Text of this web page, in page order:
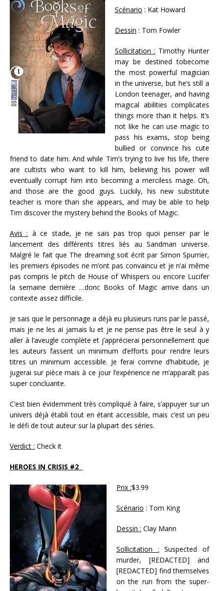
Scénario : Kat Howard
Dessin : Tom Fowler
Sollicitation : Timothy Hunter
may be destined tobecome
the most powerful magician
in the universe, but he’s still a
London teenager, and having
magical abilities complicates
things more than it helps. It’s
not like he can use magic to
pass his exams, stop being
bullied or convince his cute
friend to date him. And while Tim’s trying to live his life, there
are cultists who want to kill him, believing his power will
eventually corrupt him into becoming a merciless mage. Oh,
and those are the good guys. Luckily, his new substitute
teacher is more than she appears, and may be able to help
Tim discover the mystery behind the Books of Magic.
Avis : à ce stade, je ne sais pas trop quoi penser par le
lancement des différents titres liés au Sandman universe.
Malgré le fait que The dreaming soit écrit par Simon Spurrier,
les premiers épisodes ne m’ont pas convaincu et je n’ai même
pas compris le pitch de House of Whispers ou encore Lucifer
la semaine dernière …donc Books of Magic arrive dans un
contexte assez difficile.
Je sais que le personnage a déjà eu plusieurs runs par le passé,
mais je ne les ai jamais lu et je ne pense pas être le seul à y
aller à l’aveugle complète et j’apprécierai personnellement que
les auteurs fassent un minimum d’efforts pour rendre leurs
titres un minimum accessible. Je ferai comme d’habitude, je
jugerai sur pièce mais à ce jour l’expérience ne m’apparaît pas
super concluante.
C’est bien évidemment très compliqué à faire, s’appuyer sur un
univers déjà établi tout en étant accessible, mais c’est un peu
le défi de tout auteur sur la plupart des séries.
Verdict : Check it
HEROES IN CRISIS #2
Prix :$3.99
Scénario : Tom King
Dessin : Clay Mann
Sollicitation : Suspected of
murder, [REDACTED] and
[REDACTED] find themselves
on the run from the super-